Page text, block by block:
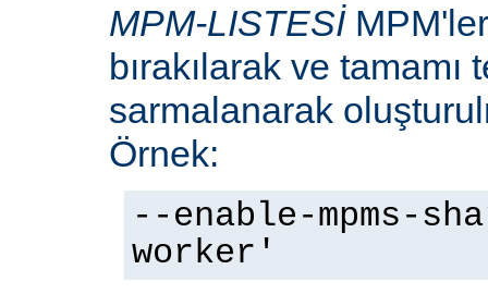
MPM-LISTESİ
bırakılarak ve tamamı
sarmalanarak
Örnek:
--enable-mpms-
worker'